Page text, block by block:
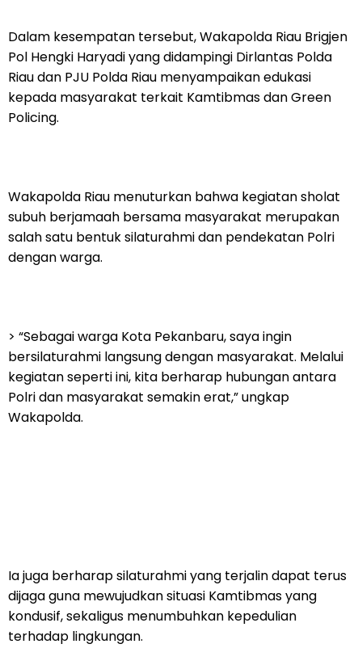
Dalam kesempatan tersebut, Wakapolda Riau Brigjen
Pol Hengki Haryadi yang didampingi Dirlantas Polda
Riau dan PJU Polda Riau menyampaikan edukasi
kepada masyarakat terkait Kamtibmas dan Green
Policing.
Wakapolda Riau menuturkan bahwa kegiatan sholat
subuh berjamaah bersama masyarakat merupakan
salah satu bentuk silaturahmi dan pendekatan Polri
dengan warga.
> “Sebagai warga Kota Pekanbaru, saya ingin
bersilaturahmi langsung dengan masyarakat. Melalui
kegiatan seperti ini, kita berharap hubungan antara
Polri dan masyarakat semakin erat,” ungkap
Wakapolda.
Ia juga berharap silaturahmi yang terjalin dapat terus
dijaga guna mewujudkan situasi Kamtibmas yang
kondusif, sekaligus menumbuhkan kepedulian
terhadap lingkungan.